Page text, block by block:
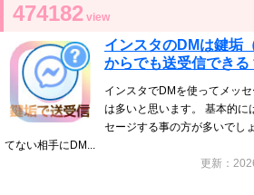
474182 view
インスタのDMは鍵垢
からでも送受信できる
インスタでDMを使ってメッ
は多いと思います。 基本的に
セージする事の方が多いでし
てない相手にDM...
更新：